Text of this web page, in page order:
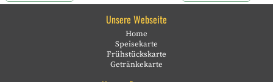
Unsere Webseite
Home
Speisekarte
Frühstückskarte
Getränkekarte